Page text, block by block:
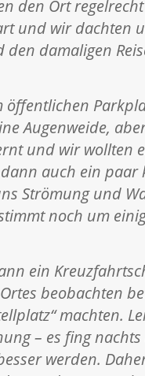
den Ort
und wir dachten
damaligen
Augenweide,
und wir wollten
auch ein paar
Strömung und
noch um
ein
beobachten
machten.
– es fing
werden.